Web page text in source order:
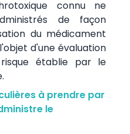
connu ne
de façon
du médicament
d'une évaluation
établie par le
à prendre par
le